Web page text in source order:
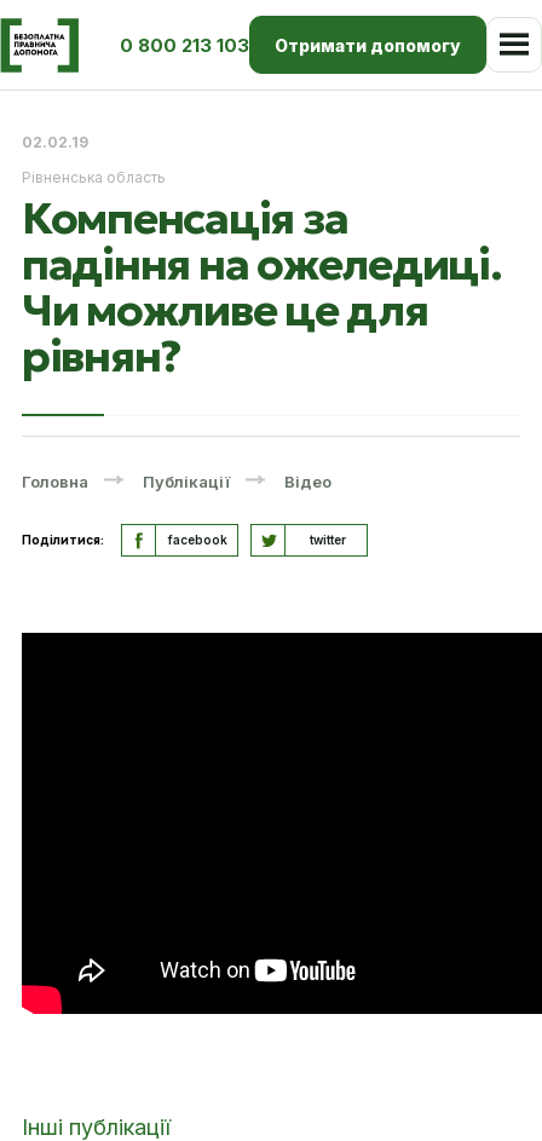
0 800 213 103 Отримати допомогу
02.02.19
Рівненська область
Компенсація за
падіння на ожеледиці.
Чи можливе це для
рівнян?
Головна Публікації Відео
Поділитися: facebook twitter
Інші публікації